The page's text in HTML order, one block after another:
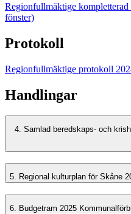
Regionfullmäktige
fönster)
Protokoll
Regionfullmäktige protokoll
Handlingar
4. Samlad beredskaps- och
5. Regional kulturplan för Skåne
6. Budgetram 2025